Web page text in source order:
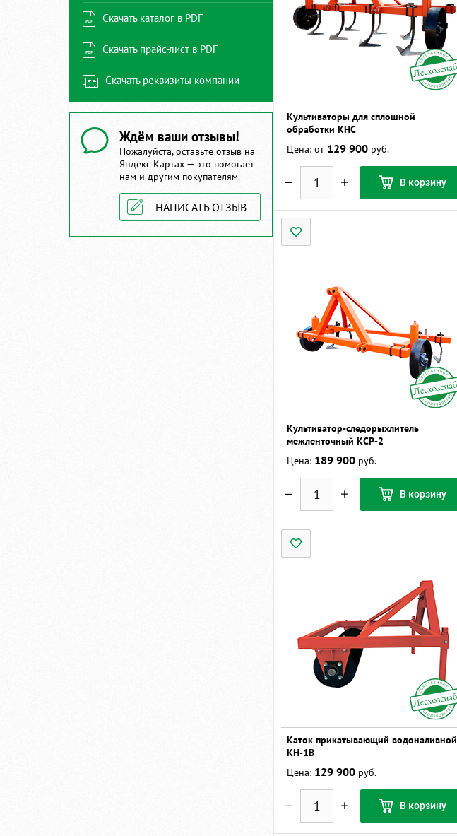
Скачать каталог в PDF
Скачать прайс-лист в PDF
Скачать реквизиты компании
Ждём ваши отзывы!
Пожалуйста, оставьте отзыв на
Яндекс Картах — это помогает
нам и другим покупателям.
НАПИСАТЬ ОТЗЫВ
Культиваторы для сплошной
обработки КНС
Цена: от 129 900 руб.
В корзину
Культиватор-следорыхлитель
межленточный КСР-2
Цена: 189 900 руб.
В корзину
Каток прикатывающий водоналивной
КН-1В
Цена: 129 900 руб.
В корзину